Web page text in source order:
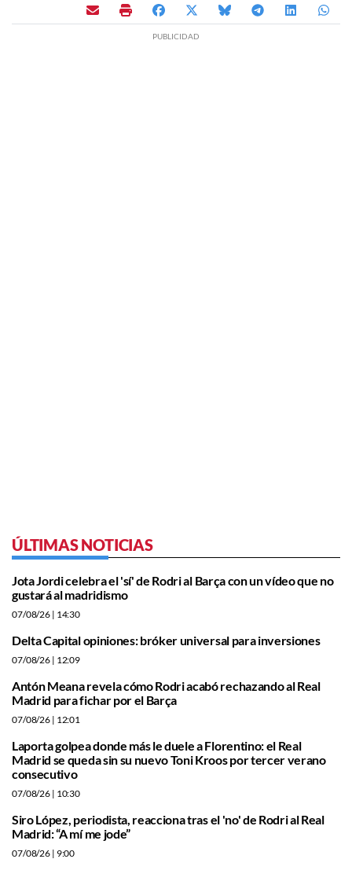
ÚLTIMAS NOTICIAS
Jota Jordi celebra el 'sí' de Rodri al Barça con un vídeo que no
gustará al madridismo
07/08/26 | 14:30
Delta Capital opiniones: bróker universal para inversiones
07/08/26 | 12:09
Antón Meana revela cómo Rodri acabó rechazando al Real
Madrid para fichar por el Barça
07/08/26 | 12:01
Laporta golpea donde más le duele a Florentino: el Real
Madrid se queda sin su nuevo Toni Kroos por tercer verano
consecutivo
07/08/26 | 10:30
Siro López, periodista, reacciona tras el 'no' de Rodri al Real
Madrid: “A mí me jode”
07/08/26 | 9:00